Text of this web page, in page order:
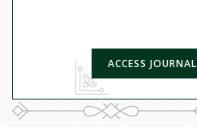
ACCESS JOURNAL